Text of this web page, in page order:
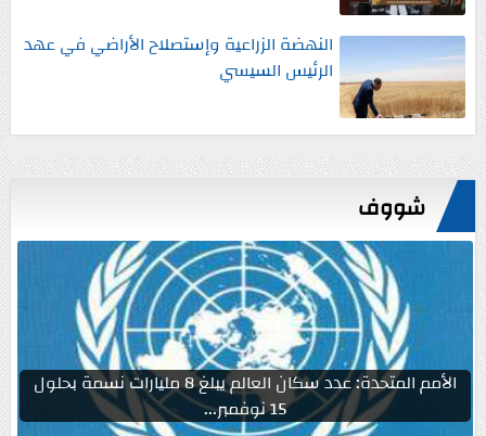
النهضة الزراعية وإستصلاح الأراضي في عهد
الرئيس السيسي
شووف
الأمم المتحدة: عدد سكان العالم يبلغ 8 مليارات نسمة بحلول
15 نوفمبر...